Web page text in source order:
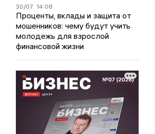
30/07 14:08
Проценты, вклады и защита от
мошенников: чему будут учить
молодежь для взрослой
финансовой жизни